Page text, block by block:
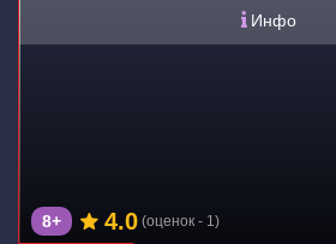
Инфо
8+ 4.0 (оценок - 1)